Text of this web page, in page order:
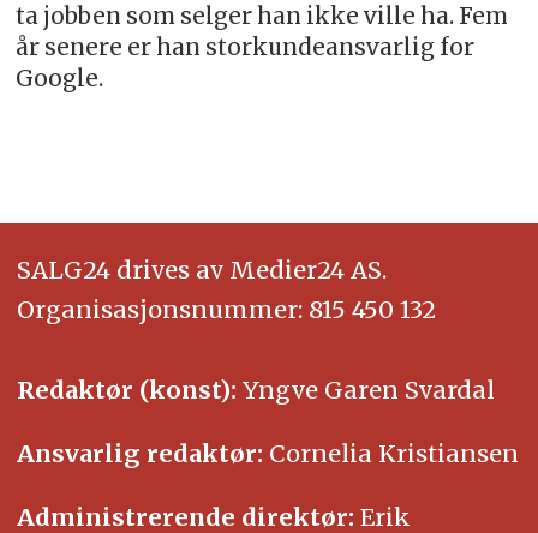
ta jobben som selger han ikke ville ha. Fem
år senere er han storkundeansvarlig for
Google.
SALG24 drives av Medier24 AS.
Organisasjonsnummer: 815 450 132
Redaktør (konst): Yngve Garen Svardal
Ansvarlig redaktør: Cornelia Kristiansen
Administrerende direktør: Erik